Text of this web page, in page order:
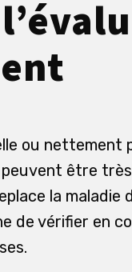
ou nettement
être
la
de vérifier en